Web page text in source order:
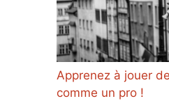
Apprenez à jouer
comme un pro !